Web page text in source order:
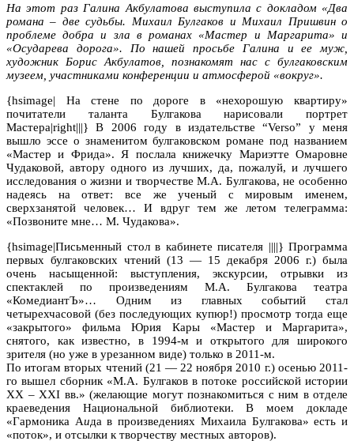
На этот раз Галина Акбулатова выступила с докладом «Два
романа – две судьбы. Михаил Булгаков и Михаил Пришвин о
проблеме добра и зла в романах «Мастер и Маргарита» и
«Осударева дорога». По нашей просьбе Галина и ее муж,
художник Борис Акбулатов, познакомят нас с булгаковским
музеем, участниками конференции и атмосферой «вокруг».
{hsimage| На стене по дороге в «нехорошую квартиру»
почитатели таланта Булгакова нарисовали портрет
Мастера|right|||} В 2006 году в издательстве “Verso” у меня
вышло эссе о знаменитом булгаковском романе под названием
«Мастер и Фрида». Я послала книжечку Мариэтте Омаровне
Чудаковой, автору одного из лучших, да, пожалуй, и лучшего
исследования о жизни и творчестве М.А. Булгакова, не особенно
надеясь на ответ: все же ученый с мировым именем,
сверхзанятой человек… И вдруг тем же летом телеграмма:
«Позвоните мне… М. Чудакова».
{hsimage|Письменный стол в кабинете писателя ||||} Программа
первых булгаковских чтений (13 — 15 декабря 2006 г.) была
очень насыщенной: выступления, экскурсии, отрывки из
спектаклей по произведениям М.А. Булгакова театра
«КомедиантЪ»… Одним из главных событий стал
четырехчасовой (без последующих купюр!) просмотр тогда еще
«закрытого» фильма Юрия Кары «Мастер и Маргарита»,
снятого, как известно, в 1994-м и открытого для широкого
зрителя (но уже в урезанном виде) только в 2011-м.
По итогам вторых чтений (21 — 22 ноября 2010 г.) осенью 2011-
го вышел сборник «М.А. Булгаков в потоке российской истории
ХХ – ХХI вв.» (желающие могут познакомиться с ним в отделе
краеведения Национальной библиотеки. В моем докладе
«Гармоника Аида в произведениях Михаила Булгакова» есть и
«поток», и отсылки к творчеству местных авторов).